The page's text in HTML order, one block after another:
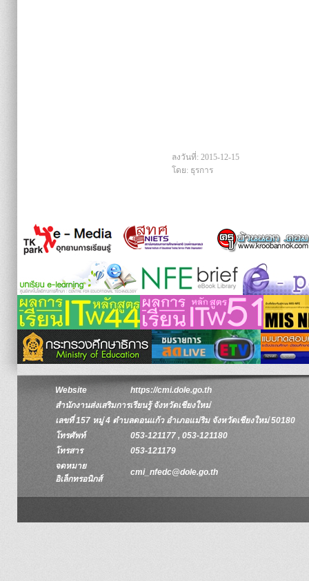
ลงวันที่: 2015-12-15
โดย: ธุรการ
Website
https://cmi.dole.go.th
สำนักงานส่งเสริมการเรียนรู้ จังหวัดเชียงใหม่
เลขที่ 157 หมู่ 4 ตำบลดอนแก้ว อำเภอแม่ริม จังหวัดเชียงใหม่ 50180
โทรศัพท์
053-121177 , 053-121180
โทรสาร
053-121179
จดหมาย
อิเล็กทรอนิกส์
cmi_nfedc@dole.go.th